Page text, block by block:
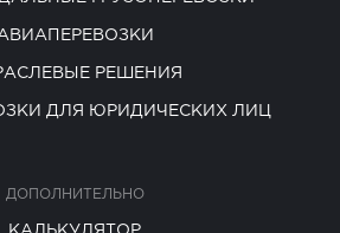
РЕШЕНИЯ
ДЛЯ ЮРИДИЧЕСКИХ ЛИЦ
ДОПОЛНИТЕЛЬНО